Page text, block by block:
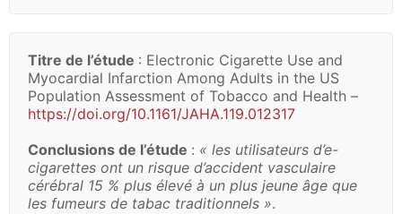
Titre de l’étude : Electronic Cigarette Use and
Myocardial Infarction Among Adults in the US
Population Assessment of Tobacco and Health –
https://doi.org/10.1161/JAHA.119.012317
Conclusions de l’étude : « les utilisateurs d’e-
cigarettes ont un risque d’accident vasculaire
cérébral 15 % plus élevé à un plus jeune âge que
les fumeurs de tabac traditionnels ».